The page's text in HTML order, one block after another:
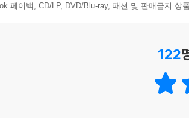
페이백, CD/LP, DVD/Blu-ray, 패션 및 판매금지 상
122